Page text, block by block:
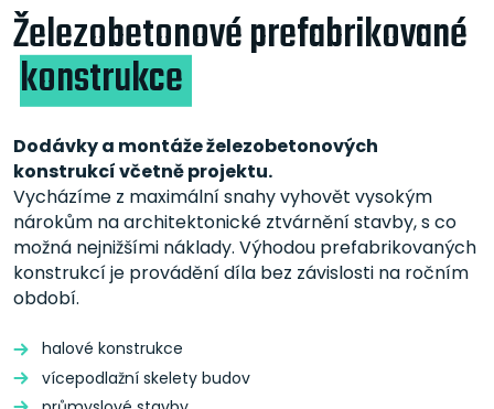
Železobetonové prefabrikované
konstrukce
Dodávky a montáže železobetonových
konstrukcí včetně projektu.
Vycházíme z maximální snahy vyhovět vysokým
nárokům na architektonické ztvárnění stavby, s co
možná nejnižšími náklady. Výhodou prefabrikovaných
konstrukcí je provádění díla bez závislosti na ročním
období.
halové konstrukce
vícepodlažní skelety budov